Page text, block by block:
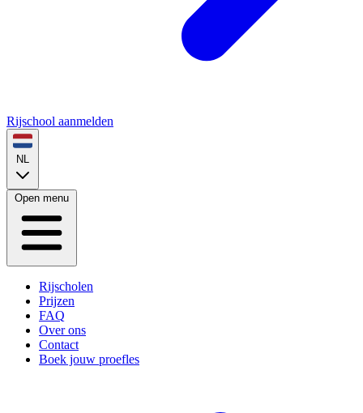
Rijschool aanmelden
NL
Open menu
Rijscholen
Prijzen
FAQ
Over ons
Contact
Boek jouw proefles